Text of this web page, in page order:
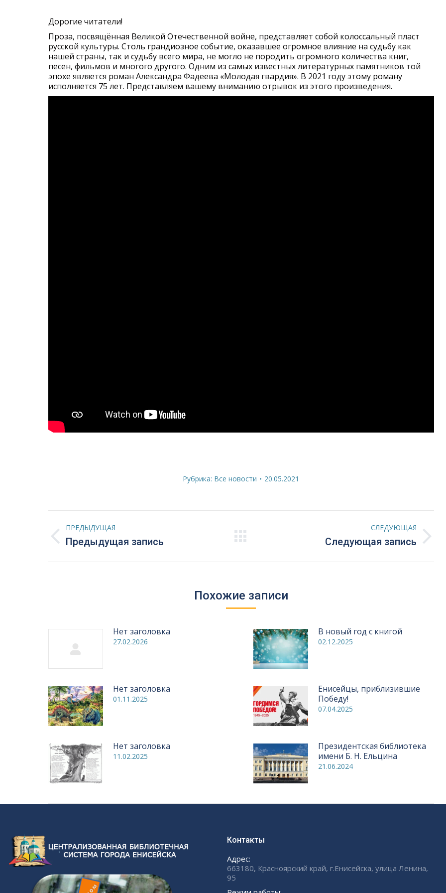
Дорогие читатели!
Проза, посвящённая Великой Отечественной войне, представляет собой колоссальный пласт
русской культуры. Столь грандиозное событие, оказавшее огромное влияние на судьбу как
нашей страны, так и судьбу всего мира, не могло не породить огромного количества книг,
песен, фильмов и многого другого. Одним из самых известных литературных памятников той
эпохе является роман Александра Фадеева «Молодая гвардия». В 2021 году этому роману
исполняется 75 лет. Представляем вашему вниманию отрывок из этого произведения.
Рубрика: Все новости 20.05.2021
Навигация
по
записям
ПРЕДЫДУЩАЯ
Предыдущая
запись:
Предыдущая запись
СЛЕДУЮЩАЯ
Следующая запись
Похожие записи
Нет заголовка
27.02.2026
В новый год с книгой
02.12.2025
Нет заголовка
01.11.2025
Енисейцы, приблизившие
Победу!
07.04.2025
Нет заголовка
11.02.2025
Президентская библиотека
имени Б. Н. Ельцина
21.06.2024
Контакты
Адрес:
663180, Красноярский край, г.Енисейска, улица Ленина,
95